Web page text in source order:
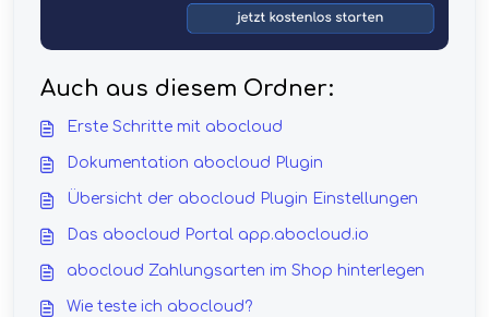
Auch aus diesem Ordner:
Erste Schritte mit abocloud
Dokumentation abocloud Plugin
Übersicht der abocloud Plugin Einstellungen
Das abocloud Portal app.abocloud.io
abocloud Zahlungsarten im Shop hinterlegen
Wie teste ich abocloud?